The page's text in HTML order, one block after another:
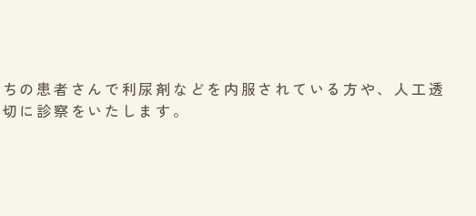
の患者さんで利尿剤などを内服されている方や、人工透
に診察をいたします。